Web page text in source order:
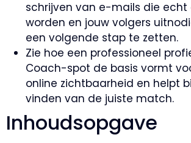
schrijven van e-mails die echt
worden en jouw volgers
een volgende stap te zetten.
Zie hoe een professioneel
Coach-spot de basis vormt
online zichtbaarheid en helpt
vinden van de juiste match.
Inhoudsopgave